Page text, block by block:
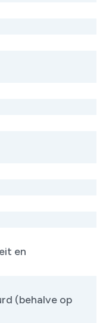
en
(behalve op